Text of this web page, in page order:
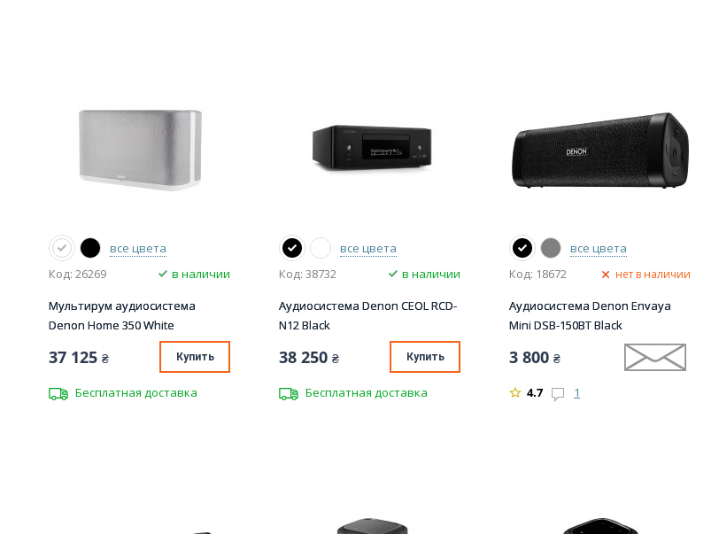
все цвета
Код: 26269
в наличии
Мультирум аудиосистема
Denon Home 350 White
37 125 ₴ Купить
Бесплатная доставка
все цвета
Код: 38732
в наличии
Аудиосистема Denon CEOL RCD-
N12 Black
38 250 ₴ Купить
Бесплатная доставка
все цвета
Код: 18672
нет в наличии
Аудиосистема Denon Envaya
Mini DSB-150BT Black
3 800 ₴
4.7 1